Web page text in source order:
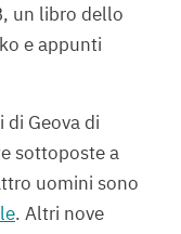
un libro dello
e appunti
Geova di
sottoposte a
uomini sono
. Altri nove